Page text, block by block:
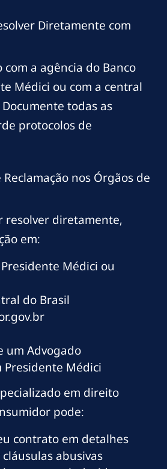
Diretamente com
a agência do Banco
Médici ou com a central
todas as
protocolos de
Reclamação nos Órgãos de
resolver diretamente,
em:
Médici ou
do Brasil
um Advogado
Presidente Médici
em direito
pode:
contrato em detalhes
abusivas